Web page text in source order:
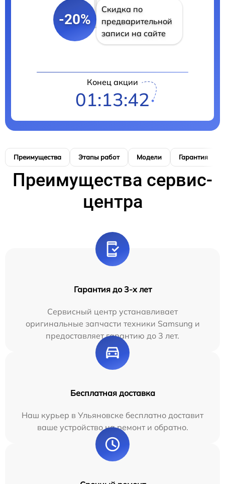
-20%
Скидка по
предварительной
записи на сайте
Конец акции
01:13:41
Преимущества Этапы работ Модели Гарантия
Преимущества сервис-
центра
Гарантия до 3-х лет
Сервисный центр устанавливает
оригинальные запчасти техники Samsung и
предоставляет гарантию до 3 лет.
Бесплатная доставка
Наш курьер в Ульяновске бесплатно доставит
ваше устройство на ремонт и обратно.